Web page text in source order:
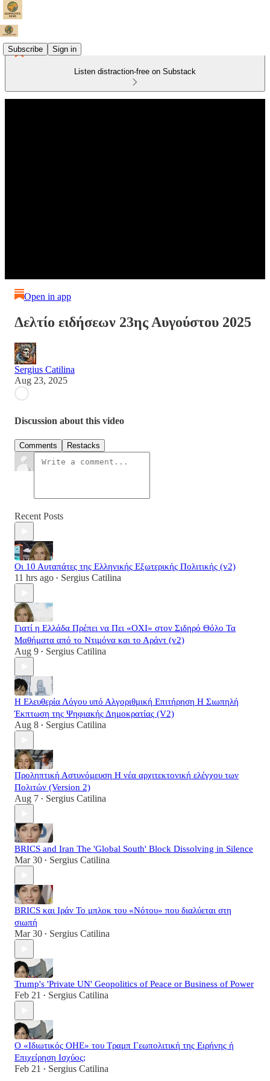
Subscribe Sign in
Listen distraction-free on Substack
Open in app
Δελτίο ειδήσεων 23ης Αυγούστου 2025
Sergius Catilina
Aug 23, 2025
Discussion about this video
Comments Restacks
Recent Posts
Οι 10 Αυταπάτες της Ελληνικής Εξωτερικής Πολιτικής (v2)
11 hrs ago • Sergius Catilina
Γιατί η Ελλάδα Πρέπει να Πει «ΟΧΙ» στον Σιδηρό Θόλο Τα
Μαθήματα από το Ντιμόνα και το Αράντ (v2)
Aug 9 • Sergius Catilina
Η Ελευθερία Λόγου υπό Αλγοριθμική Επιτήρηση Η Σιωπηλή
Έκπτωση της Ψηφιακής Δημοκρατίας (V2)
Aug 8 • Sergius Catilina
Προληπτική Αστυνόμευση Η νέα αρχιτεκτονική ελέγχου των
Πολιτών (Version 2)
Aug 7 • Sergius Catilina
BRICS and Iran The 'Global South' Block Dissolving in Silence
Mar 30 • Sergius Catilina
BRICS και Ιράν Το μπλοκ του «Νότου» που διαλύεται στη
σιωπή
Mar 30 • Sergius Catilina
Trump's 'Private UN' Geopolitics of Peace or Business of Power
Feb 21 • Sergius Catilina
Ο «Ιδιωτικός ΟΗΕ» του Τραμπ Γεωπολιτική της Ειρήνης ή
Επιχείρηση Ισχύος;
Feb 21 • Sergius Catilina